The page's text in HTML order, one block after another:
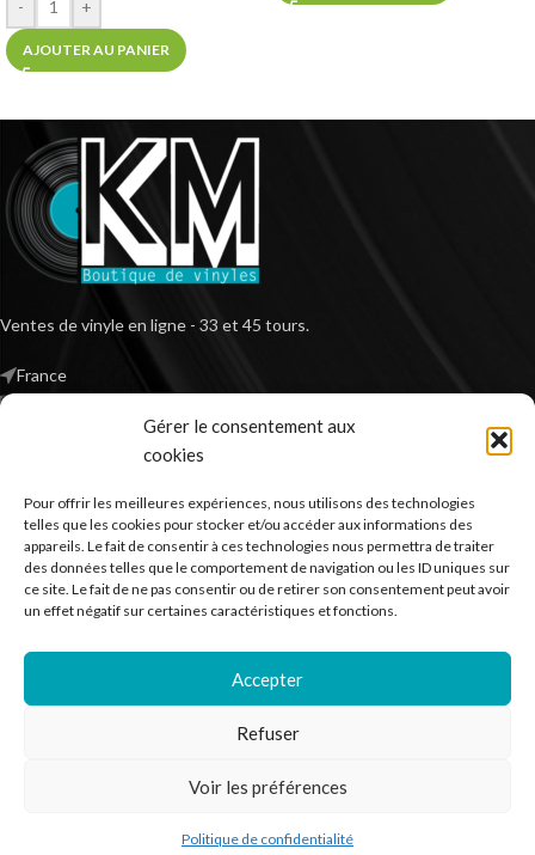
Gérer le consentement aux
cookies
Pour offrir les meilleures expériences, nous utilisons des technologies
telles que les cookies pour stocker et/ou accéder aux informations des
appareils. Le fait de consentir à ces technologies nous permettra de traiter
des données telles que le comportement de navigation ou les ID uniques sur
ce site. Le fait de ne pas consentir ou de retirer son consentement peut avoir
un effet négatif sur certaines caractéristiques et fonctions.
Accepter
Refuser
Voir les préférences
Politique de confidentialité
- +
AJOUTER AU PANIER
Ventes de vinyle en ligne - 33 et 45 tours.
France
*TVA non applicable – article 293 B du CGI
RECHERCHER DES PRODUITS
NOS SERVICES
BESOIN D’AIDE ?
Kilm Music2023